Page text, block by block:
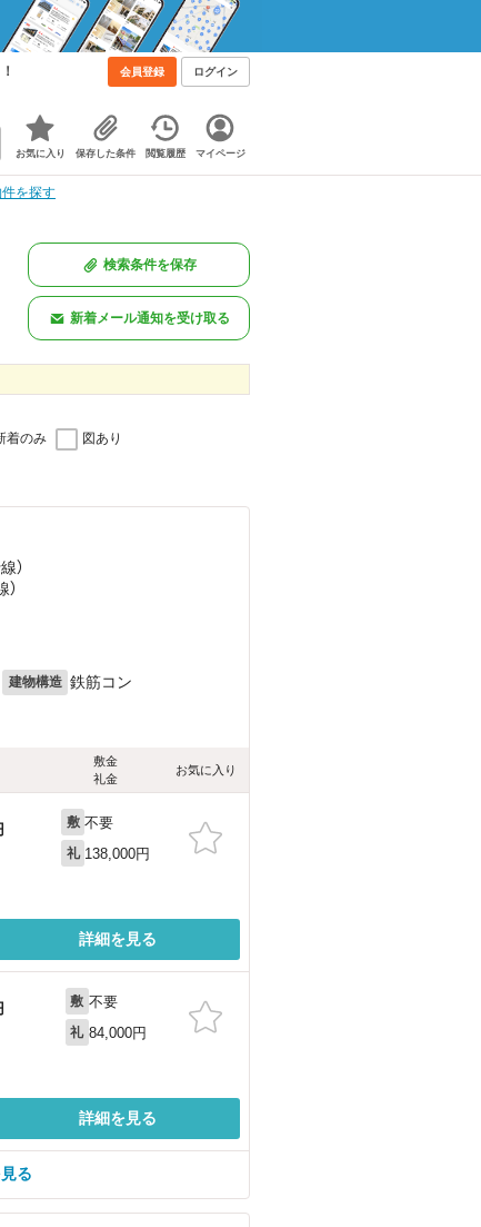
会員登録 ログイン
お気に入り 保存した条件 閲覧履歴 マイページ
を探す
検索条件を保存
新着メール通知を受け取る
着のみ 図あり
）
建物構造 鉄筋コン
敷金
礼金
お気に入り
敷 不要
礼 138,000円
詳細を見る
敷 不要
礼 84,000円
詳細を見る
る